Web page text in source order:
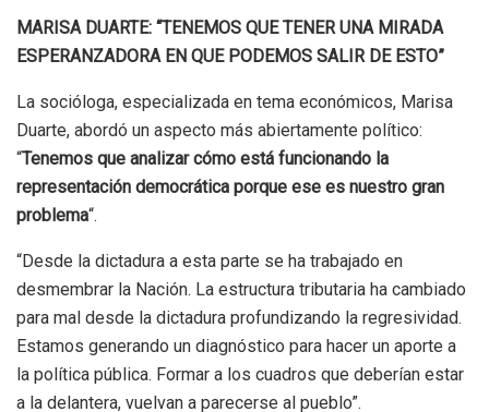
MARISA DUARTE: “TENEMOS QUE TENER UNA MIRADA
ESPERANZADORA EN QUE PODEMOS SALIR DE ESTO”
La socióloga, especializada en tema económicos, Marisa
Duarte, abordó un aspecto más abiertamente político:
“Tenemos que analizar cómo está funcionando la
representación democrática porque ese es nuestro gran
problema“.
“Desde la dictadura a esta parte se ha trabajado en
desmembrar la Nación. La estructura tributaria ha cambiado
para mal desde la dictadura profundizando la regresividad.
Estamos generando un diagnóstico para hacer un aporte a
la política pública. Formar a los cuadros que deberían estar
a la delantera, vuelvan a parecerse al pueblo”.